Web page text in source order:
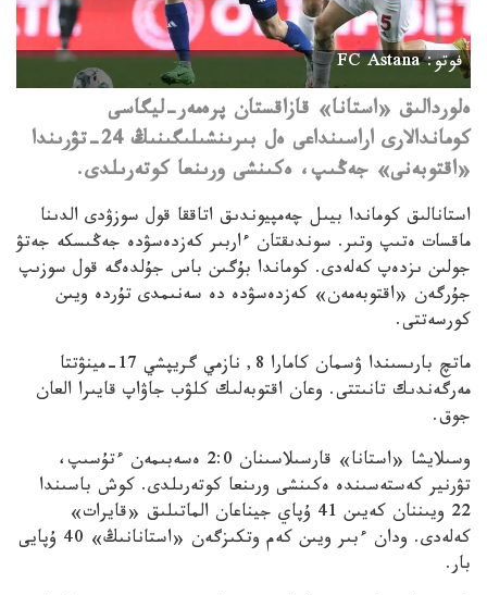
فوتو: FC Astana
ەلوردالىق «استانا» قازاقستان پرەمەر-ليگاسى
كوماندالارى اراسىنداعى ەل بىرىنشىلىگىنىڭ 24-تۋرىندا
«اقتوبەنى» جەڭىپ، ەكىنشى ورىنعا كوتەرىلدى.
استانالىق كوماندا بيىل چەمپيوندىق اتاققا قول سوزۋدى الدىنا
ماقسات ەتىپ وتىر. سوندىقتان ءاربىر كەزدەسۋدە جەڭىسكە جەتۋ
جولىن ىزدەپ كەلەدى. كوماندا بۇگىن باس جۇلدەگە قول سوزىپ
جۇرگەن «اقتوبەمەن» كەزدەسۋدە دە سەنىمدى تۇردە ويىن
كورسەتتى.
ماتچ بارىسىندا ۋسمان كامارا 8, نازمي گريپشي 17-مينۋتتا
مەرگەندىك تانىتتى. وعان اقتوبەلىك كلۋب جاۋاپ قايىرا العان
جوق.
وسىلايشا «استانا» قارسىلاسىنان 2:0 ەسەبىمەن ءتۇسىپ،
تۋرنير كەستەسىندە ەكىنشى ورىنعا كوتەرىلدى. كوش باسىندا
22 ويىننان كەيىن 41 ۇپاي جيناعان الماتىلىق «قايرات»
كەلەدى. ودان ءبىر ويىن كەم وتكىزگەن «استانانىڭ» 40 ۇپايى
بار.